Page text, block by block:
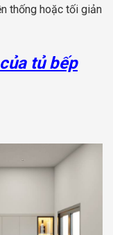
thống hoặc tối giản
tủ bếp